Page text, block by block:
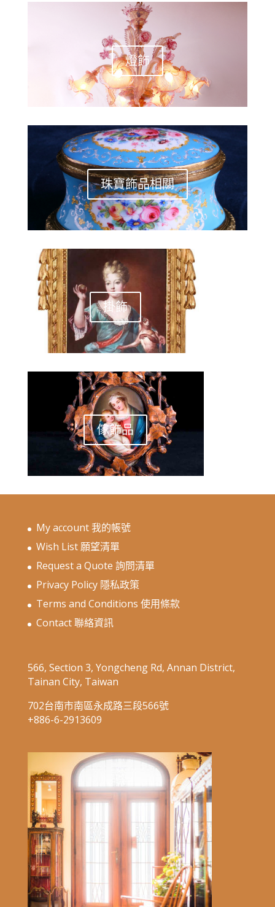
燈飾
珠寶飾品相關
掛飾
傢飾品
My account 我的帳號
Wish List 願望清單
Request a Quote 詢問清單
Privacy Policy 隱私政策
Terms and Conditions 使用條款
Contact 聯絡資訊
566, Section 3, Yongcheng Rd, Annan District,
Tainan City, Taiwan
702台南市南區永成路三段566號
+886-6-2913609